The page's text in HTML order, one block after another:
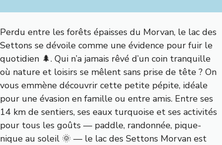
Perdu entre les forêts épaisses du Morvan, le lac des
Settons se dévoile comme une évidence pour fuir le
quotidien 🌲. Qui n’a jamais rêvé d’un coin tranquille
où nature et loisirs se mêlent sans prise de tête ? On
vous emmène découvrir cette petite pépite, idéale
pour une évasion en famille ou entre amis. Entre ses
14 km de sentiers, ses eaux turquoise et ses activités
pour tous les goûts — paddle, randonnée, pique-
nique au soleil 🌞 — le lac des Settons Morvan est